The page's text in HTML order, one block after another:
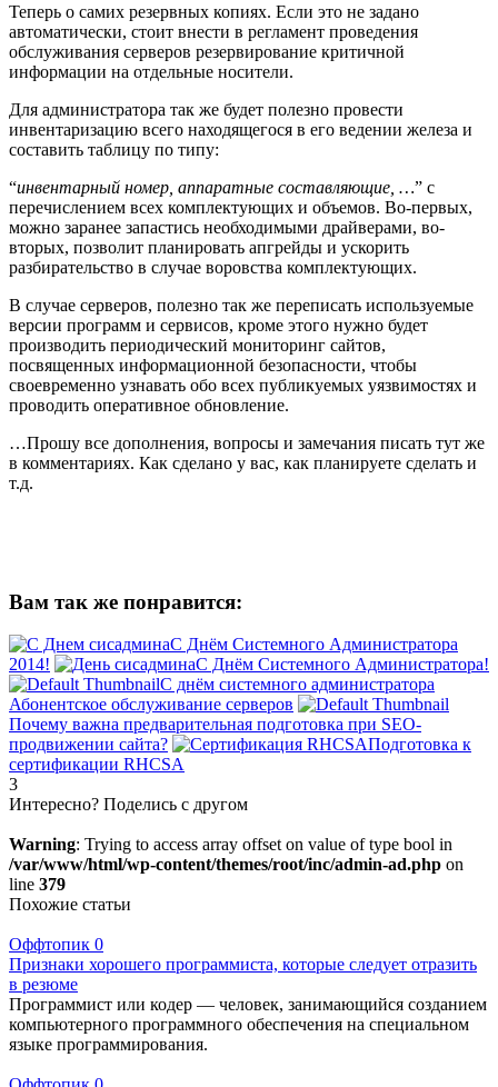
Теперь о самих резервных копиях. Если это не задано
автоматически, стоит внести в регламент проведения
обслуживания серверов резервирование критичной
информации на отдельные носители.
Для администратора так же будет полезно провести
инвентаризацию всего находящегося в его ведении железа и
составить таблицу по типу:
“инвентарный номер, аппаратные составляющие, …” с
перечислением всех комплектующих и объемов. Во-первых,
можно заранее запастись необходимыми драйверами, во-
вторых, позволит планировать апгрейды и ускорить
разбирательство в случае воровства комплектующих.
В случае серверов, полезно так же переписать используемые
версии программ и сервисов, кроме этого нужно будет
производить периодический мониторинг сайтов,
посвященных информационной безопасности, чтобы
своевременно узнавать обо всех публикуемых уязвимостях и
проводить оперативное обновление.
…Прошу все дополнения, вопросы и замечания писать тут же
в комментариях. Как сделано у вас, как планируете сделать и
т.д.
Вам так же понравится:
С Днём Системного Администратора
2014!
С Днём Системного Администратора!
С днём системного администратора
Абонентское обслуживание серверов
Почему важна предварительная подготовка при SEO-
продвижении сайта?
Подготовка к
сертификации RHCSA
3
Интересно? Поделись с другом
Warning: Trying to access array offset on value of type bool in
/var/www/html/wp-content/themes/root/inc/admin-ad.php on
line 379
Похожие статьи
Оффтопик 0
Признаки хорошего программиста, которые следует отразить
в резюме
Программист или кодер — человек, занимающийся созданием
компьютерного программного обеспечения на специальном
языке программирования.